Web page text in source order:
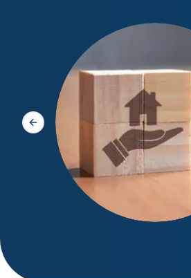
Slide précédente